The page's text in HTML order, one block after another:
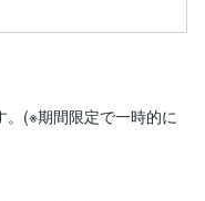
(※期間限定で一時的に